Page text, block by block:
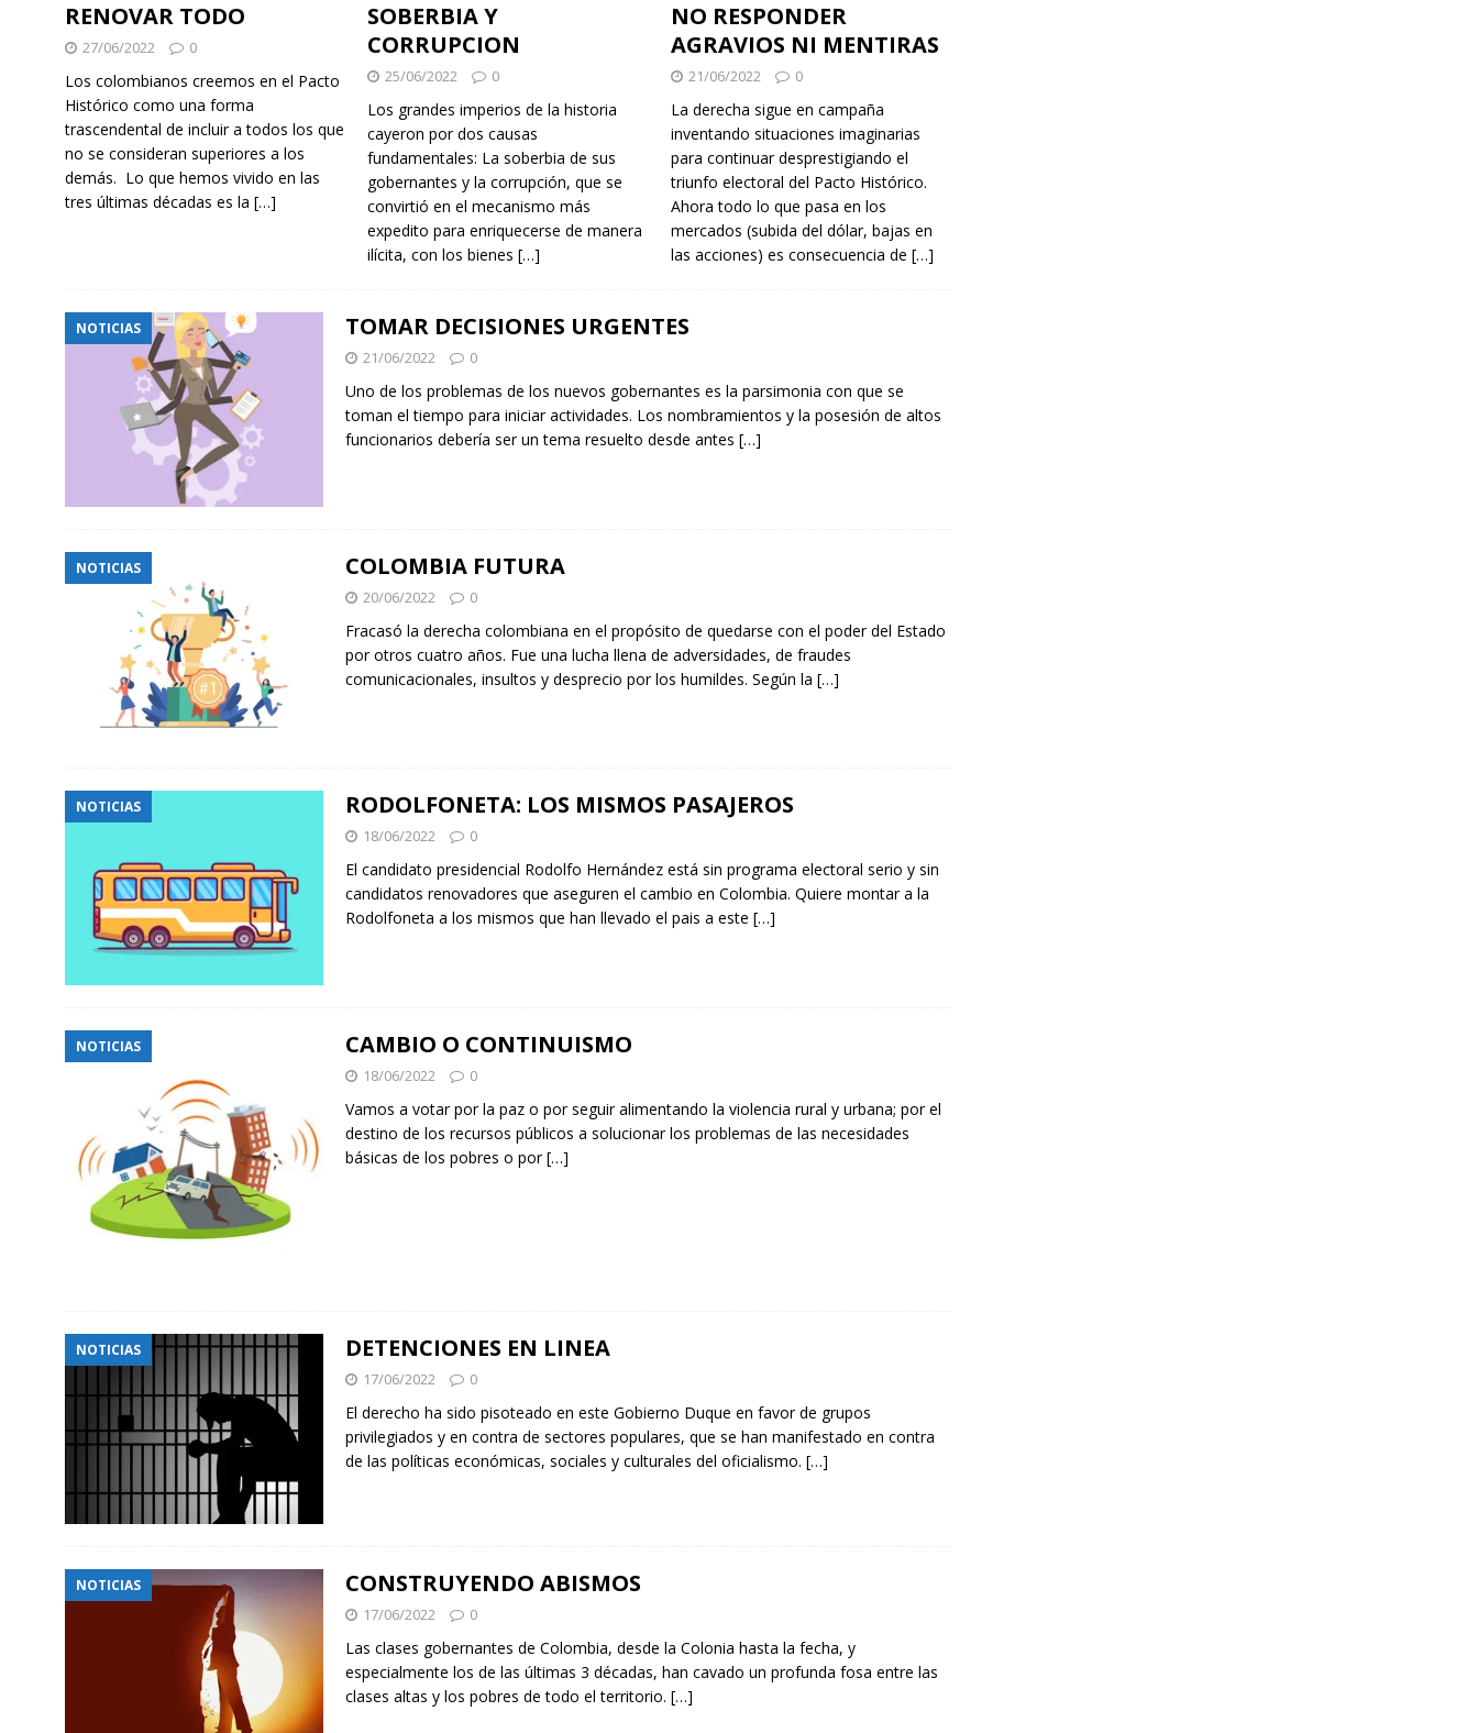
RENOVAR TODO
27/06/2022 0
Los colombianos creemos en el Pacto
Histórico como una forma
trascendental de incluir a todos los que
no se consideran superiores a los
demás. Lo que hemos vivido en las
tres últimas décadas es la […]
SOBERBIA Y
CORRUPCION
25/06/2022 0
Los grandes imperios de la historia
cayeron por dos causas
fundamentales: La soberbia de sus
gobernantes y la corrupción, que se
convirtió en el mecanismo más
expedito para enriquecerse de manera
ilícita, con los bienes[…]
NO RESPONDER
AGRAVIOS NI MENTIRAS
21/06/2022 0
La derecha sigue en campaña
inventando situaciones imaginarias
para continuar desprestigiando el
triunfo electoral del Pacto Histórico.
Ahora todo lo que pasa en los
mercados (subida del dólar, bajas en
las acciones) es consecuencia de[…]
NOTICIAS TOMAR DECISIONES URGENTES
21/06/2022 0
Uno de los problemas de los nuevos gobernantes es la parsimonia con que se
toman el tiempo para iniciar actividades. Los nombramientos y la posesión de altos
funcionarios debería ser un tema resuelto desde antes […]
NOTICIAS COLOMBIA FUTURA
20/06/2022 0
Fracasó la derecha colombiana en el propósito de quedarse con el poder del Estado
por otros cuatro años. Fue una lucha llena de adversidades, de fraudes
comunicacionales, insultos y desprecio por los humildes. Según la […]
NOTICIAS RODOLFONETA: LOS MISMOS PASAJEROS
18/06/2022 0
El candidato presidencial Rodolfo Hernández está sin programa electoral serio y sin
candidatos renovadores que aseguren el cambio en Colombia. Quiere montar a la
Rodolfoneta a los mismos que han llevado el pais a este […]
NOTICIAS CAMBIO O CONTINUISMO
18/06/2022 0
Vamos a votar por la paz o por seguir alimentando la violencia rural y urbana; por el
destino de los recursos públicos a solucionar los problemas de las necesidades
básicas de los pobres o por[…]
NOTICIAS DETENCIONES EN LINEA
17/06/2022 0
El derecho ha sido pisoteado en este Gobierno Duque en favor de grupos
privilegiados y en contra de sectores populares, que se han manifestado en contra
de las políticas económicas, sociales y culturales del oficialismo. […]
NOTICIAS CONSTRUYENDO ABISMOS
17/06/2022 0
Las clases gobernantes de Colombia, desde la Colonia hasta la fecha, y
especialmente los de las últimas 3 décadas, han cavado un profunda fosa entre las
clases altas y los pobres de todo el territorio. […]